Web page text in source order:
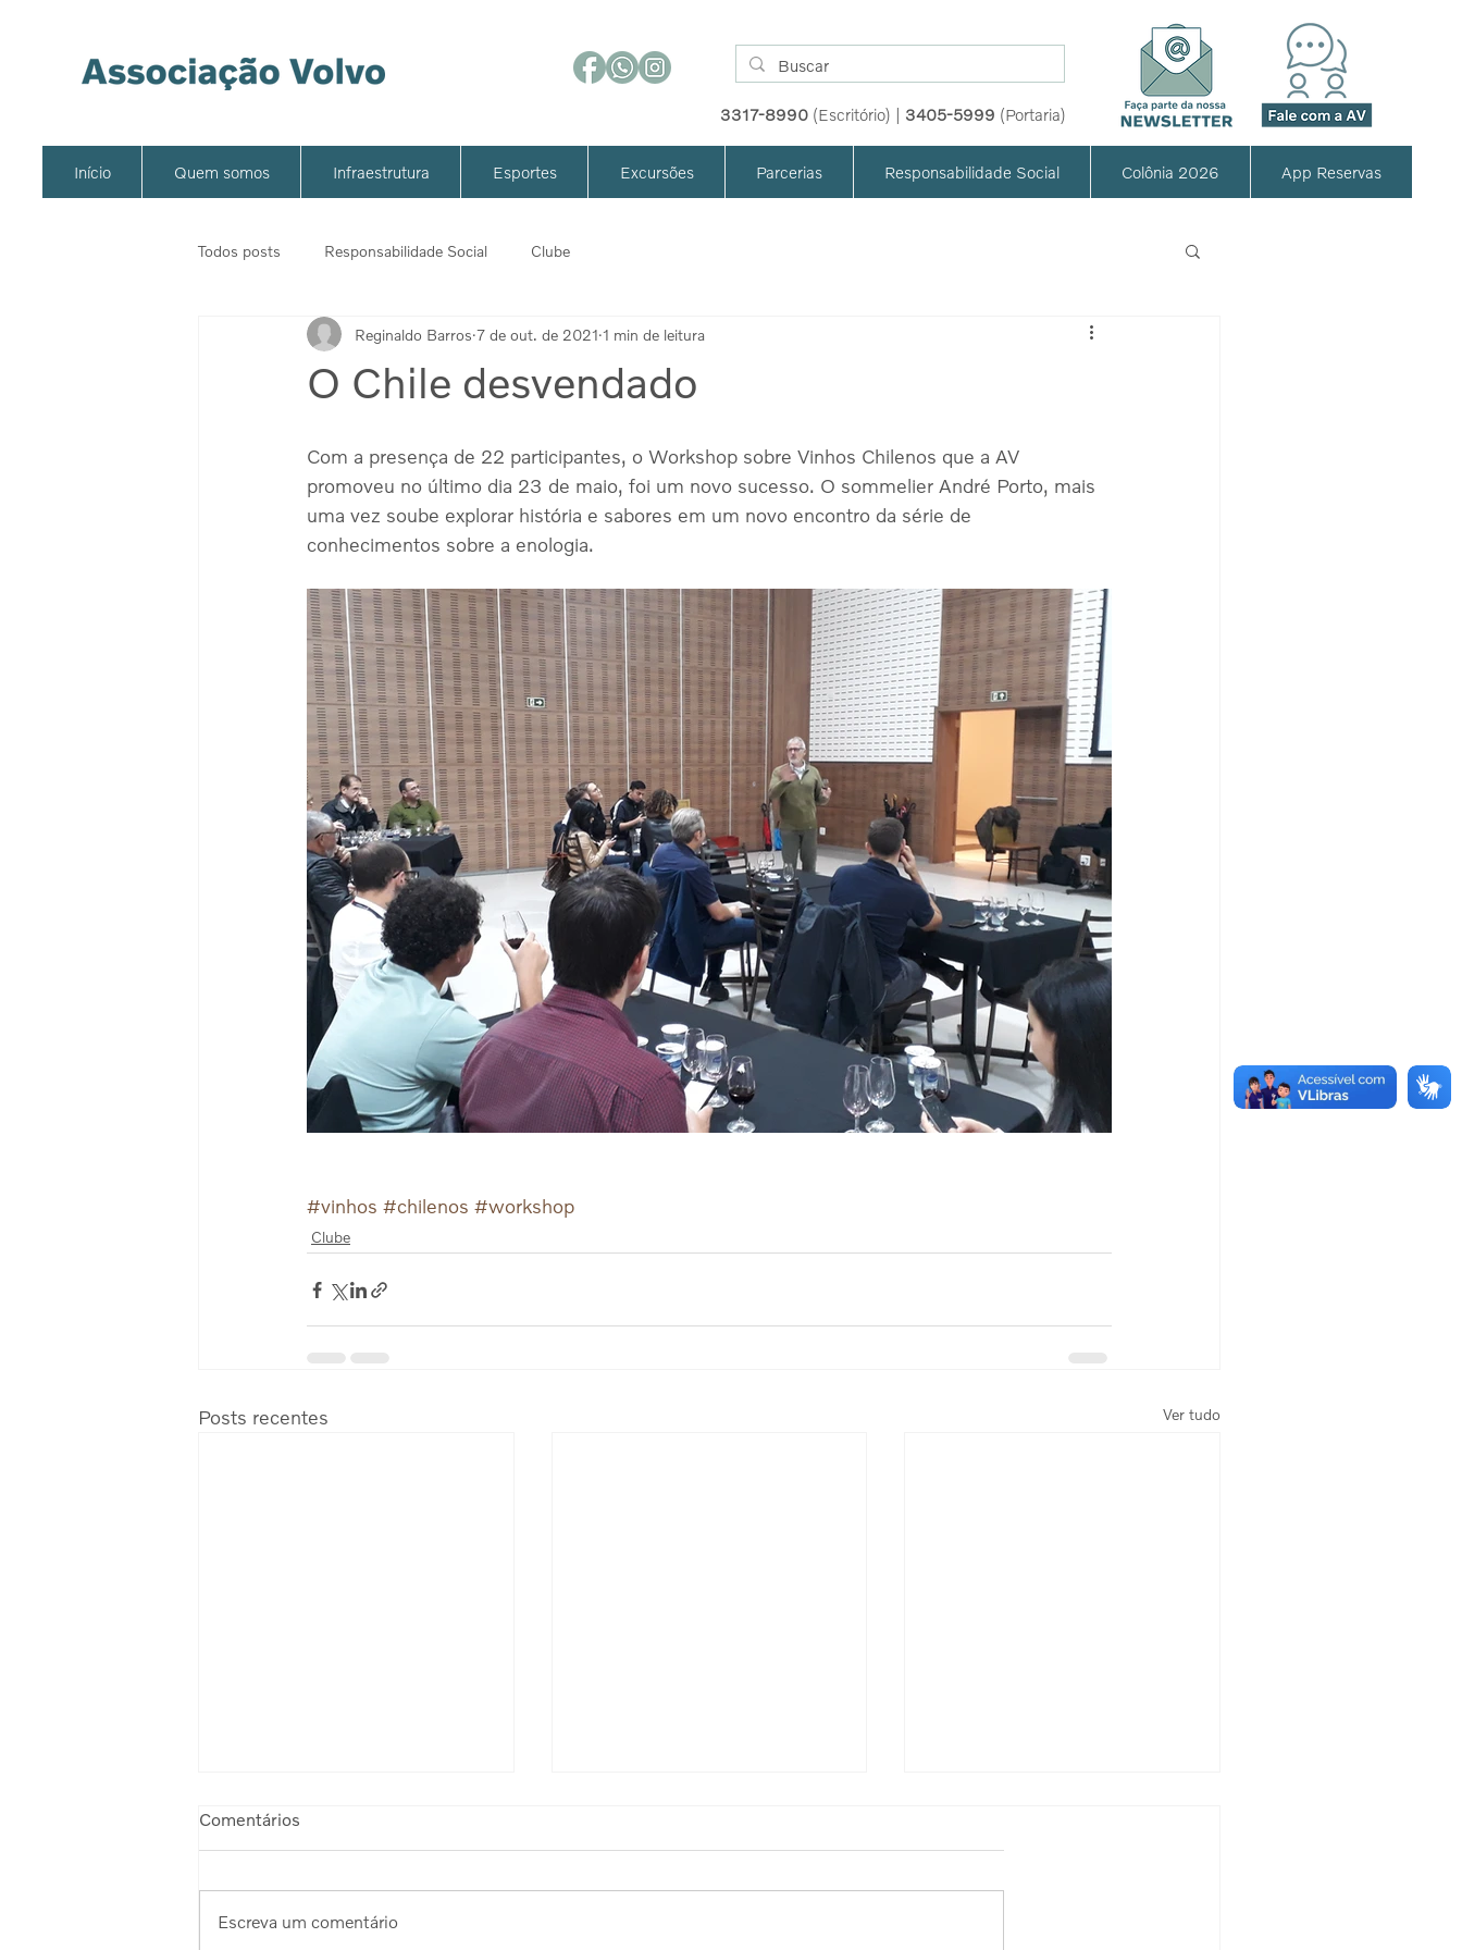
3317-8990 (Escritório) | 3405-5999 (Portaria)
Início Quem somos Infraestrutura Esportes Excursões Parcerias Responsabilidade Social Colônia 2026 App Reservas
Todos posts Responsabilidade Social Clube
O Chile desvendado
Reginaldo Barros 7 de out. de 2021 1 min de leitura
Com a presença de 22 participantes, o Workshop sobre Vinhos Chilenos que a AV
promoveu no último dia 23 de maio, foi um novo sucesso. O sommelier André Porto, mais
uma vez soube explorar história e sabores em um novo encontro da série de
conhecimentos sobre a enologia.
#vinhos #chilenos #workshop
Clube
Posts recentes Ver tudo
Comentários
Escreva um comentário